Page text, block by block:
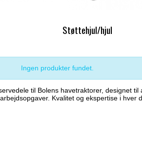
Støttehjul/hjul
Ingen produkter fundet.
til Bolens havetraktorer, designet til
Kvalitet og ekspertise i hver